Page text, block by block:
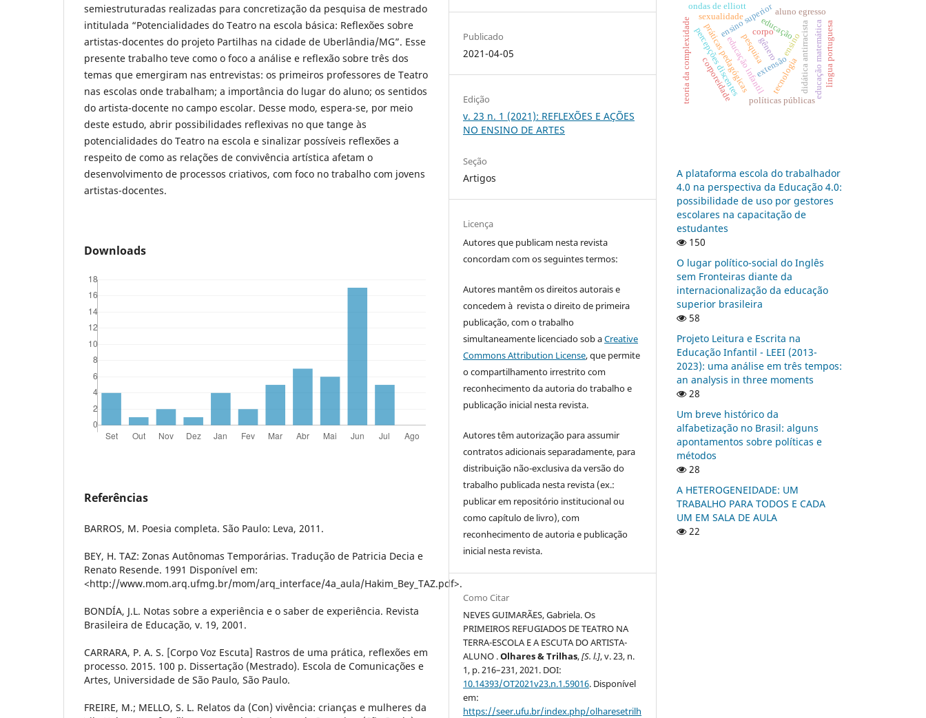
semiestruturadas realizadas para concretização da pesquisa de mestrado
intitulada “Potencialidades do Teatro na escola básica: Reflexões sobre
artistas-docentes do projeto Partilhas na cidade de Uberlândia/MG”. Esse
presente trabalho teve como o foco a análise e reflexão sobre três dos
temas que emergiram nas entrevistas: os primeiros professores de Teatro
nas escolas onde trabalham; a importância do lugar do aluno; os sentidos
do artista-docente no campo escolar. Desse modo, espera-se, por meio
deste estudo, abrir possibilidades reflexivas no que tange às
potencialidades do Teatro na escola e sinalizar possíveis reflexões a
respeito de como as relações de convivência artística afetam o
desenvolvimento de processos criativos, com foco no trabalho com jovens
artistas-docentes.
Downloads
Referências
BARROS, M. Poesia completa. São Paulo: Leva, 2011.
BEY, H. TAZ: Zonas Autônomas Temporárias. Tradução de Patricia Decia e
Renato Resende. 1991 Disponível em:
<http://www.mom.arq.ufmg.br/mom/arq_interface/4a_aula/Hakim_Bey_TAZ.pdf>.
BONDÍA, J.L. Notas sobre a experiência e o saber de experiência. Revista
Brasileira de Educação, v. 19, 2001.
CARRARA, P. A. S. [Corpo Voz Escuta] Rastros de uma prática, reflexões em
processo. 2015. 100 p. Dissertação (Mestrado). Escola de Comunicações e
Artes, Universidade de São Paulo, São Paulo.
FREIRE, M.; MELLO, S. L. Relatos da (Con) vivência: crianças e mulheres da
Publicado
2021-04-05
Edição
v. 23 n. 1 (2021): REFLEXÕES E AÇÕES
NO ENSINO DE ARTES
Seção
Artigos
Licença
Autores que publicam nesta revista
concordam com os seguintes termos:
Autores mantêm os direitos autorais e
concedem à revista o direito de primeira
publicação, com o trabalho
simultaneamente licenciado sob aCreative
Commons Attribution License, que permite
o compartilhamento irrestrito com
reconhecimento da autoria do trabalho e
publicação inicial nesta revista.
Autores têm autorização para assumir
contratos adicionais separadamente, para
distribuição não-exclusiva da versão do
trabalho publicada nesta revista (ex.:
publicar em repositório institucional ou
como capítulo de livro), com
reconhecimento de autoria e publicação
inicial nesta revista.
Como Citar
NEVES GUIMARÃES, Gabriela. Os
PRIMEIROS REFUGIADOS DE TEATRO NA
TERRA-ESCOLA E A ESCUTA DO ARTISTA-
ALUNO .Olhares & Trilhas,[S. l.], v. 23, n.
1, p. 216–231, 2021. DOI:
10.14393/OT2021v23.n.1.59016. Disponível
em:
https://seer.ufu.br/index.php/olharesetrilh
educação
corpo ensino
pesquisa
extensão
práticas pedagógicas didática antirracista
educação infantil
percepções discentes
políticas públicas
ensino superioraluno egresso
teoria da complexidade gênero
sexualidade
corporeidade tecnologia educação matemática
ondas de elliott
língua portuguesa
A plataforma escola do trabalhador
4.0 na perspectiva da Educação 4.0:
possibilidade de uso por gestores
escolares na capacitação de
estudantes
150
O lugar político-social do Inglês
sem Fronteiras diante da
internacionalização da educação
superior brasileira
58
Projeto Leitura e Escrita na
Educação Infantil - LEEI (2013-
2023): uma análise em três tempos:
an analysis in three moments
28
Um breve histórico da
alfabetização no Brasil: alguns
apontamentos sobre políticas e
métodos
28
A HETEROGENEIDADE: UM
TRABALHO PARA TODOS E CADA
UM EM SALA DE AULA
22